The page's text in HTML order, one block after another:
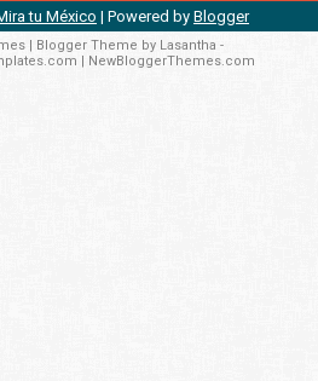
tu México | Powered by Blogger
| Blogger Theme by Lasantha -
NewBloggerThemes.com